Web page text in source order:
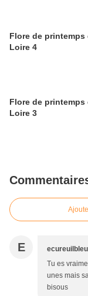
Flore de printemps
Loire 4
Flore de printemps
Loire 3
E ecureuilbleu
Tu es
unes mais
bisous